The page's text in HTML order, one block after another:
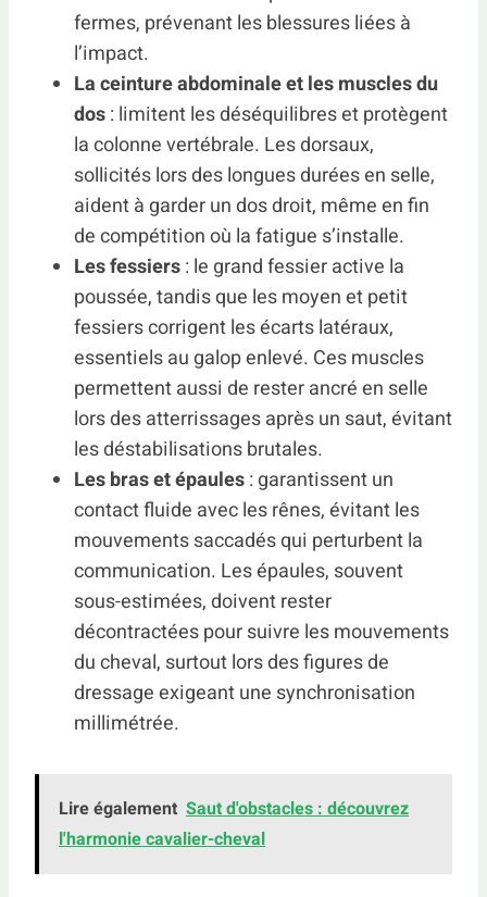
fermes, prévenant les blessures liées à
l’impact.
La ceinture abdominale et les muscles du
dos: limitent les déséquilibres et protègent
la colonne vertébrale. Les dorsaux,
sollicités lors des longues durées en selle,
aident à garder un dos droit, même en fin
de compétition où la fatigue s’installe.
Les fessiers: le grand fessier active la
poussée, tandis que les moyen et petit
fessiers corrigent les écarts latéraux,
essentiels au galop enlevé. Ces muscles
permettent aussi de rester ancré en selle
lors des atterrissages après un saut, évitant
les déstabilisations brutales.
Les bras et épaules: garantissent un
contact fluide avec les rênes, évitant les
mouvements saccadés qui perturbent la
communication. Les épaules, souvent
sous-estimées, doivent rester
décontractées pour suivre les mouvements
du cheval, surtout lors des figures de
dressage exigeant une synchronisation
millimétrée.
Lire également Saut d'obstacles : découvrez
l'harmonie cavalier-cheval